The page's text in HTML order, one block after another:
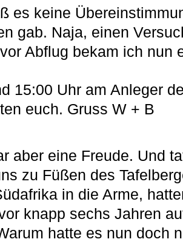
es keine
gab. Naja, einen
Abflug bekam ich nun
15:00 Uhr am Anleger
euch. Gruss W + B
aber eine Freude. Und
zu Füßen des
in die Arme,
knapp sechs Jahren
hatte es nun doch